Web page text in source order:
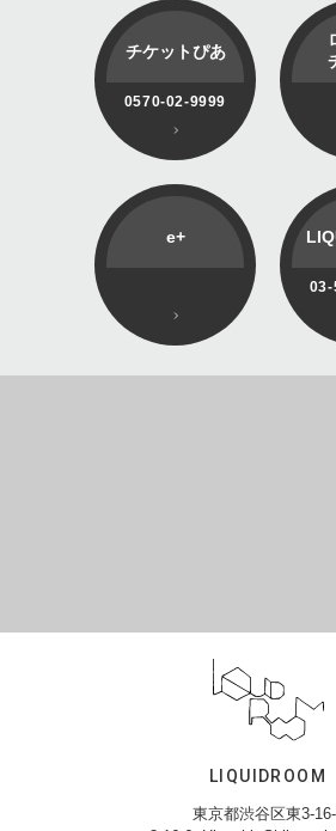
チケットぴあ
0570-02-9999
e+
03-
LIQUIDROOM
東京都渋谷区東3-